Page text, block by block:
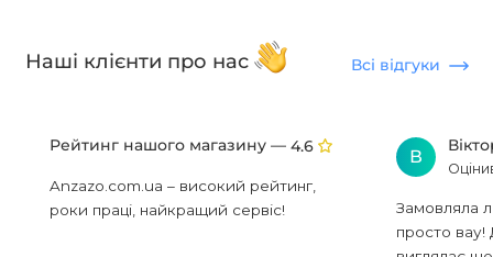
Наші клієнти про нас Всі відгуки
Рейтинг нашого магазину — 4.6
Anzazo.com.ua – високий рейтинг,
роки праці, найкращий сервіс!
В
Замовляла
просто вау!